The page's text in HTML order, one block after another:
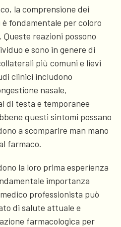
la comprensione dei
fondamentale per coloro
reazioni possono
e sono in genere di
più comuni e lievi
clinici includono
nasale,
di testa e temporanee
questi sintomi possano
a scomparire man mano
farmaco.
la loro prima esperienza
importanza
professionista può
di salute attuale e
farmacologica per